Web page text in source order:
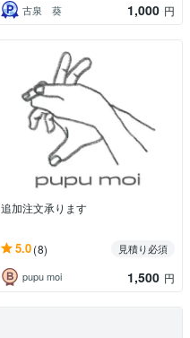
古泉 葵
1,000 円
追加注文承ります
5.0(8)
見積り必須
pupu moi
1,500 円